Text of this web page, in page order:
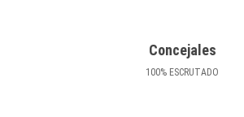
Concejales
100% ESCRUTADO